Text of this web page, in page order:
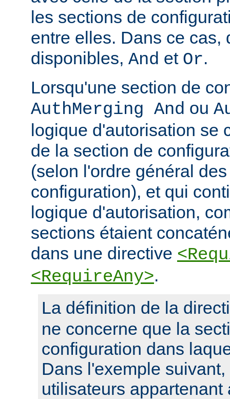
les sections de
entre elles. Dans ce cas,
disponibles, And et Or.
Lorsqu'une section de
AuthMerging And ou
logique d'autorisation se
de la section de
(selon l'ordre général
configuration), et qui
logique d'autorisation,
sections étaient
dans une directive
<RequireAny>.
La définition de la
ne concerne que la
configuration dans
Dans l'exemple
utilisateurs